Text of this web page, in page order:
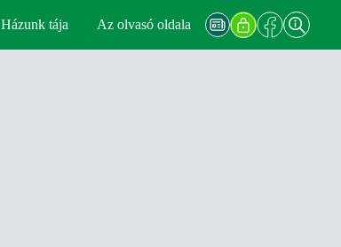
Házunk tája Az olvasó oldala